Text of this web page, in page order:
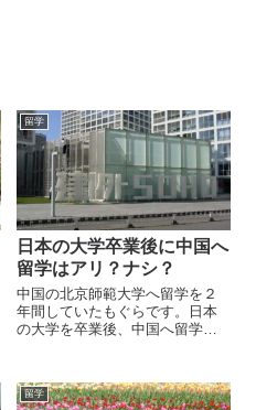
留学
日本の大学卒業後に中国へ
留学はアリ？ナシ？
中国の北京師範大学へ留学を２
年間していたもぐらです。日本
の大学を卒業後、中国へ留学し
れながら書いて行きたいと思い
ます。２年間の留学は在学中に1
留学